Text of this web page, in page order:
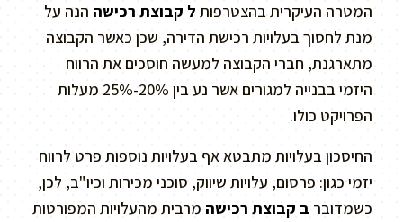
המטרה העיקרית בהצטרפות ל קבוצת רכישה הנה על
מנת לחסוך בעלויות רכישת הדירה, שכן כאשר הקבוצה
מתארגנת, חברי הקבוצה למעשה חוסכים את הרווח
היזמי בבנייה למגורים אשר נע בין 20%-25% מעלות
הפרויקט כולו.
החיסכון בעלויות מתבטא אף בעלויות נוספות פרט לרווח
יזמי כגון: פרסום, עלויות שיווק, סוכני מכירות וכיו"ב, לכן,
כשמדובר ב קבוצת רכישה מרבית מהעלויות המפורטות